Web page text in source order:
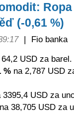
(-0,61 %)
|
Fio banka
64,2 USD za barel.
% na 2,787 USD
3395,4 USD za
na 38,705 USD za